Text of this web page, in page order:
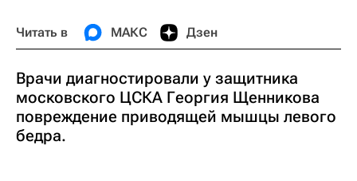
Читать в МАКС Дзен
Врачи диагностировали у защитника
московского ЦСКА Георгия Щенникова
повреждение приводящей мышцы левого
бедра.